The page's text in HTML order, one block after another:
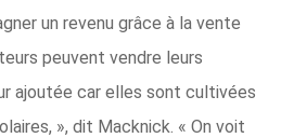
un revenu grâce à la vente
peuvent vendre leurs
ajoutée car elles sont cultivées
», dit Macknick. « On voit